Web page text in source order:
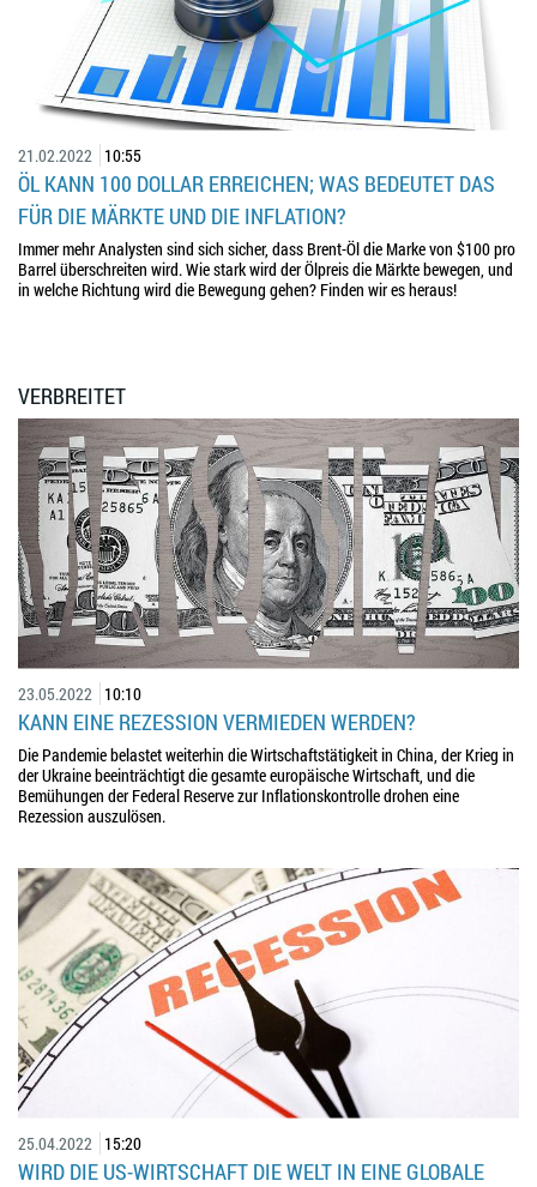
21.02.2022 10:55
ÖL KANN 100 DOLLAR ERREICHEN; WAS BEDEUTET DAS
FÜR DIE MÄRKTE UND DIE INFLATION?
Immer mehr Analysten sind sich sicher, dass Brent-Öl die Marke von $100 pro
Barrel überschreiten wird. Wie stark wird der Ölpreis die Märkte bewegen, und
in welche Richtung wird die Bewegung gehen? Finden wir es heraus!
VERBREITET
23.05.2022 10:10
KANN EINE REZESSION VERMIEDEN WERDEN?
Die Pandemie belastet weiterhin die Wirtschaftstätigkeit in China, der Krieg in
der Ukraine beeinträchtigt die gesamte europäische Wirtschaft, und die
Bemühungen der Federal Reserve zur Inflationskontrolle drohen eine
Rezession auszulösen.
25.04.2022 15:20
WIRD DIE US-WIRTSCHAFT DIE WELT IN EINE GLOBALE